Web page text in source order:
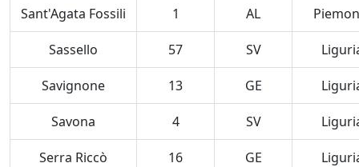
Sant'Agata Fossili 1 AL
Sassello 57 SV
Savignone 13 GE
Savona 4 SV
Serra Riccò 16 GE